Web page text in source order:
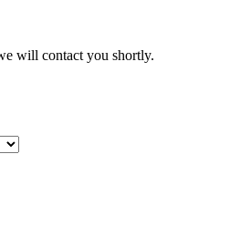
will contact you shortly.